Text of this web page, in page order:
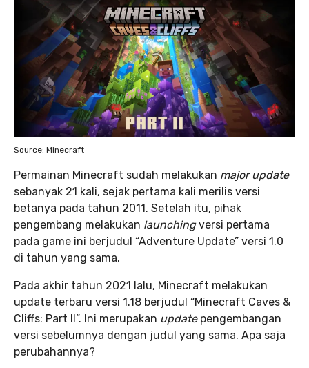
Source: Minecraft
Permainan Minecraft sudah melakukan major update
sebanyak 21 kali, sejak pertama kali merilis versi
betanya pada tahun 2011. Setelah itu, pihak
pengembang melakukan launchingversi pertama
pada game ini berjudul “Adventure Update” versi 1.0
di tahun yang sama.
Pada akhir tahun 2021 lalu, Minecraft melakukan
update terbaru versi 1.18 berjudul “Minecraft Caves &
Cliffs: Part II”. Ini merupakan updatepengembangan
versi sebelumnya dengan judul yang sama. Apa saja
perubahannya?